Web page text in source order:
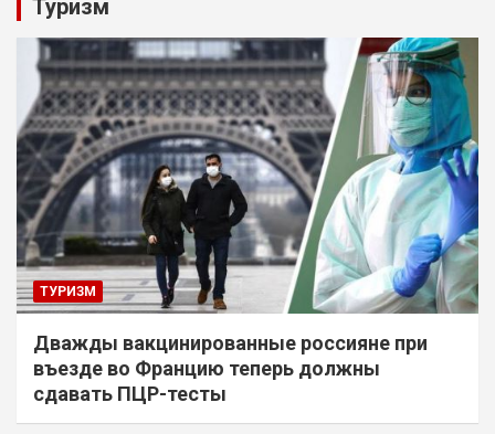
Туризм
ТУРИЗМ
Дважды вакцинированные россияне при
въезде во Францию теперь должны
сдавать ПЦР-тесты